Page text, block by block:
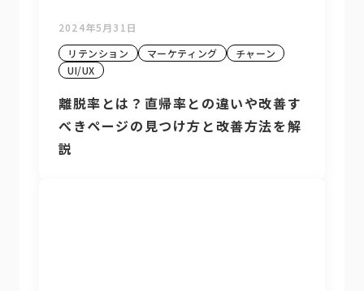
2024年5月31日
リテンション
マーケティング
チャーン
UI/UX
離脱率とは？直帰率との違いや改善す
べきページの見つけ方と改善方法を解
説